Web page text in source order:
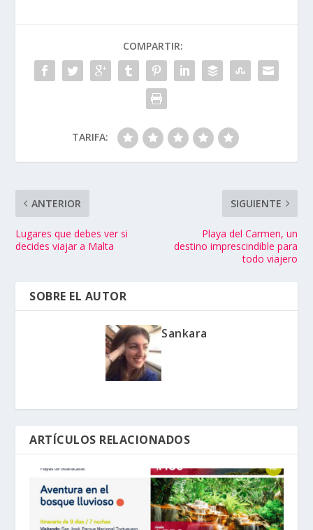
COMPARTIR:
TARIFA:
ANTERIOR
Lugares que debes ver si
decides viajar a Malta
SIGUIENTE
Playa del Carmen, un
destino imprescindible para
todo viajero
SOBRE EL AUTOR
Sankara
ARTÍCULOS RELACIONADOS